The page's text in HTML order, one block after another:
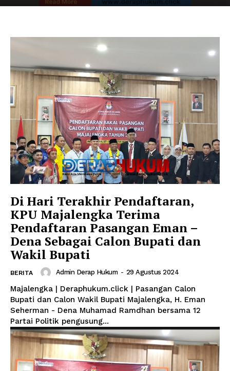
News Week
Magazine PRO
Di Hari Terakhir Pendaftaran,
KPU Majalengka Terima
Pendaftaran Pasangan Eman –
Dena Sebagai Calon Bupati dan
Wakil Bupati
BERITA Admin Derap Hukum - 29 Agustus 2024
Majalengka | Deraphukum.click | Pasangan Calon
Bupati dan Calon Wakil Bupati Majalengka, H. Eman
Seherman - Dena Muhamad Ramdhan bersama 12
Partai Politik pengusung...